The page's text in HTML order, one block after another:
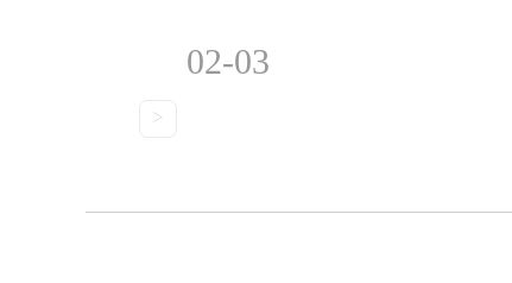
02-03
>